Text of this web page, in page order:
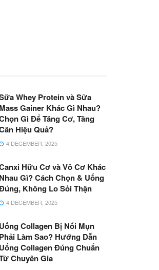
Whey Protein và Sữa
Mass Gainer Khác Gì Nhau?
Gì Để Tăng Cơ, Tăng
Hiệu Quả?
4 DECEMBER, 2025
Hữu Cơ và Vô Cơ Khác
Nhau Gì? Cách Chọn & Uống
Không Lo Sỏi Thận
4 DECEMBER, 2025
Uống Collagen Bị Nổi Mụn
Phải Làm Sao? Hướng Dẫn
Uống Collagen Đúng Chuẩn
Chuyên Gia